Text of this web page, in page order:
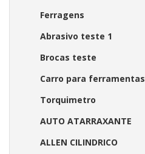
Ferragens
Abrasivo teste 1
Brocas teste
Carro para ferramentas
Torquimetro
AUTO ATARRAXANTE
ALLEN CILINDRICO